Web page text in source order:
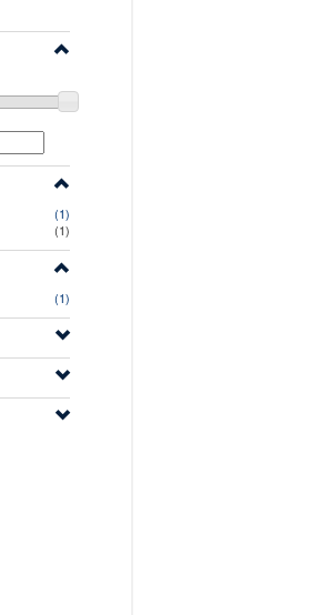
(1)
(1)
(1)